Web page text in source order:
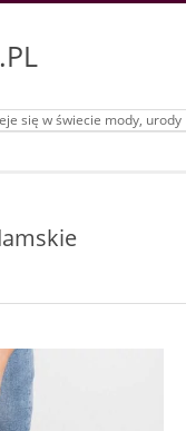
się w świecie mody, urody